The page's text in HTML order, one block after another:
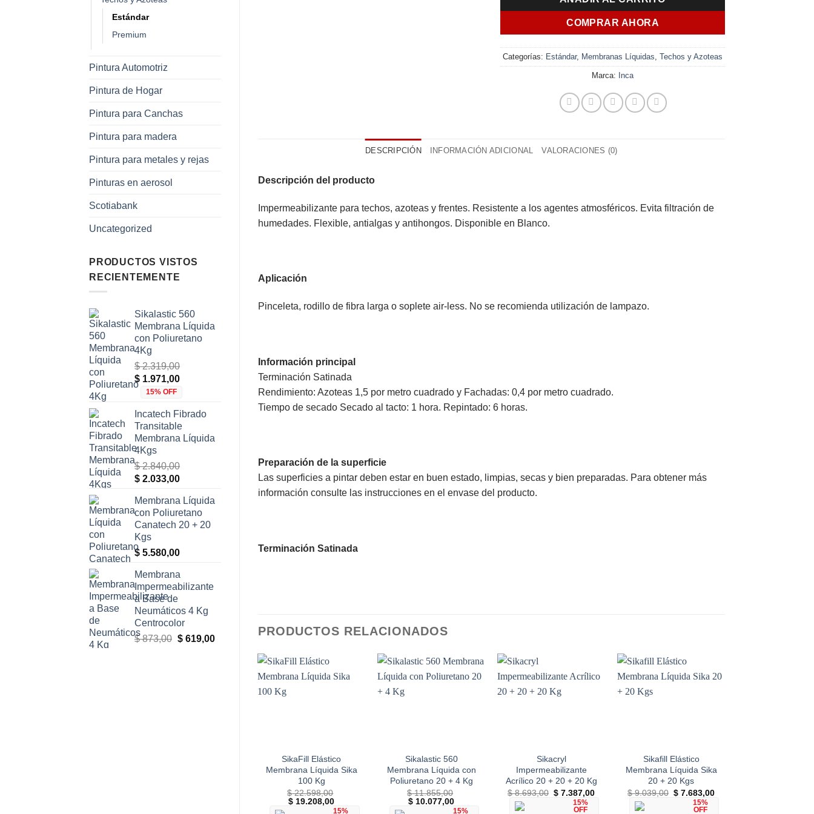
Estándar
Premium
Pintura Automotriz
Pintura de Hogar
Pintura para Canchas
Pintura para madera
Pintura para metales y rejas
Pinturas en aerosol
Scotiabank
Uncategorized
PRODUCTOS VISTOS
RECIENTEMENTE
Sikalastic 560
Membrana Líquida
con Poliuretano
4Kg
$2.319,00
El
precio
era:
$ 2.319,00.
$ 1.971,00El
es:
$ 1.971,00.
15% OFF
Incatech Fibrado
Transitable
Membrana Líquida
4Kgs
$2.840,00
El
original
era:
$ 2.840,00.
$ 2.033,00El
actual
es:
$ 2.033,00.
Membrana Líquida
con Poliuretano
Canatech 20 + 20
Kgs
$ 5.580,00
Membrana
Impermeabilizante
a Base de
Neumáticos 4 Kg
Centrocolor
$873,00 El
$619,00El
$ 5.993,00.
COMPRAR AHORA
Categorías: Estándar, Membranas Líquidas ,Techos y Azoteas
Marca: Inca
DESCRIPCIÓN INFORMACIÓN ADICIONAL VALORACIONES (0)
Descripción del producto
Impermeabilizante para techos, azoteas y frentes. Resistente a los agentes atmosféricos. Evita filtración de
humedades. Flexible, antialgas y antihongos. Disponible en Blanco.
Aplicación
Pinceleta, rodillo de fibra larga o soplete air-less. No se recomienda utilización de lampazo.
Información principal
Terminación Satinada
Rendimiento: Azoteas 1,5 por metro cuadrado y Fachadas: 0,4 por metro cuadrado.
Tiempo de secado Secado al tacto: 1 hora. Repintado: 6 horas.
Preparación de la superficie
Las superficies a pintar deben estar en buen estado, limpias, secas y bien preparadas. Para obtener más
información consulte las instrucciones en el envase del producto.
Terminación Satinada
PRODUCTOS RELACIONADOS
SikaFill Elástico
Membrana Líquida Sika
100 Kg
$22.598,00
El
$ 19.208,00El
precio
15%
Sikalastic 560
Membrana Líquida con
Poliuretano 20 + 4 Kg
$11.855,00
El
$ 10.077,00El
precio
15%
Sikacryl
Impermeabilizante
Acrílico 20 + 20 + 20 Kg
$8.693,00 El
precio
original
$ 7.387,00El
15%
OFF
Sikafill Elástico
Membrana Líquida Sika
20 + 20 Kgs
$9.039,00 El
precio
original
$ 7.683,00El
15%
OFF